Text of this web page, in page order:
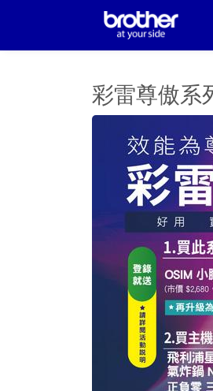
彩雷尊傲系